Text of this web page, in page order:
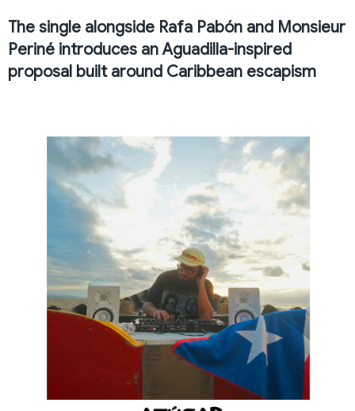
The single alongside Rafa Pabón and Monsieur
Periné introduces an Aguadilla-inspired
proposal built around Caribbean escapism